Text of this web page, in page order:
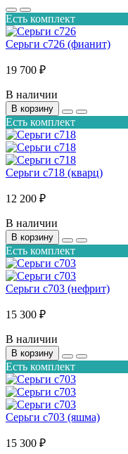
Есть комплект
Серьги с726 (фианит)
19 700 ₽
В наличии
В корзину
Есть комплект
Серьги с718 (кварц)
12 200 ₽
В наличии
В корзину
Есть комплект
Серьги с703 (нефрит)
15 300 ₽
В наличии
В корзину
Есть комплект
Серьги с703 (яшма)
15 300 ₽